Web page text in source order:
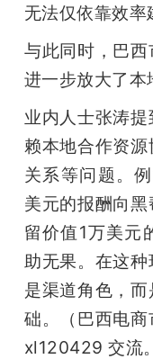
无法仅依靠效率
与此同时，巴
进一步放大了本
业内人士张涛
赖本地合作资
关系等问题。
美元的报酬向
留价值1万美元
助无果。在这
是渠道角色，
础。（巴西电
xl120429 交流